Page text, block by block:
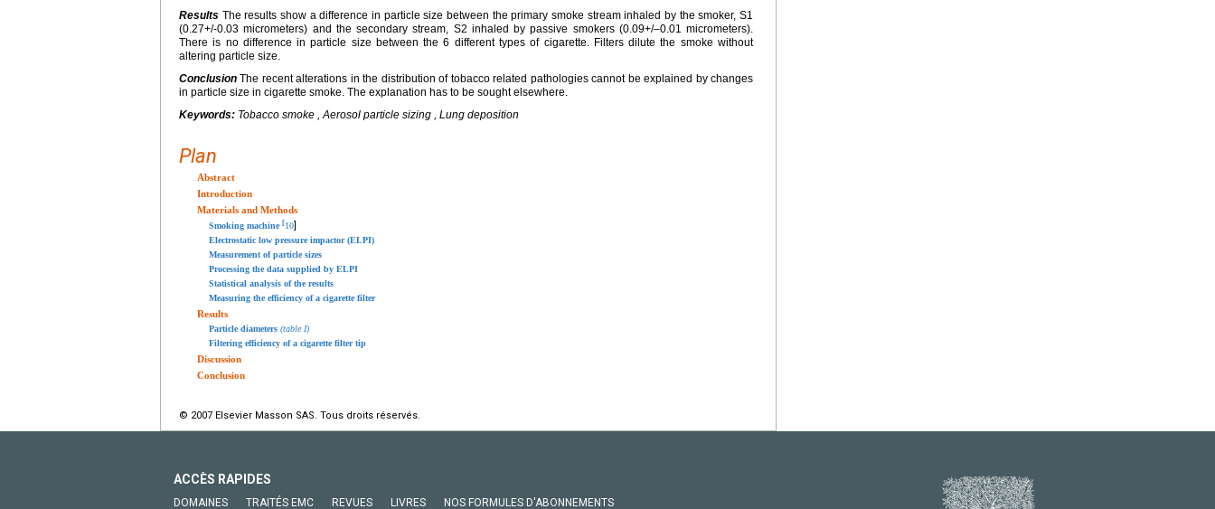
Results The results show a difference in particle size between the primary smoke stream inhaled by the smoker, S1
(0.27+/-0.03 micrometers) and the secondary stream, S2 inhaled by passive smokers (0.09+/–0.01 micrometers).
There is no difference in particle size between the 6 different types of cigarette. Filters dilute the smoke without
altering particle size.
Conclusion The recent alterations in the distribution of tobacco related pathologies cannot be explained by changes
in particle size in cigarette smoke. The explanation has to be sought elsewhere.
Keywords: Tobacco smoke , Aerosol particle sizing , Lung deposition
Plan
Abstract
Introduction
Materials and Methods
Smoking machine [10
Electrostatic low pressure impactor (ELPI)
Measurement of particle sizes
Processing the data supplied by ELPI
Statistical analysis of the results
Measuring the efficiency of a cigarette filter
Results
Particle diameters (table I)
Filtering efficiency of a cigarette filter tip
Discussion
Conclusion
© 2007 Elsevier Masson SAS. Tous droits réservés.
ACCÈS RAPIDES
DOMAINES TRAITÉS EMC REVUES LIVRES NOS FORMULES D'ABONNEMENTS